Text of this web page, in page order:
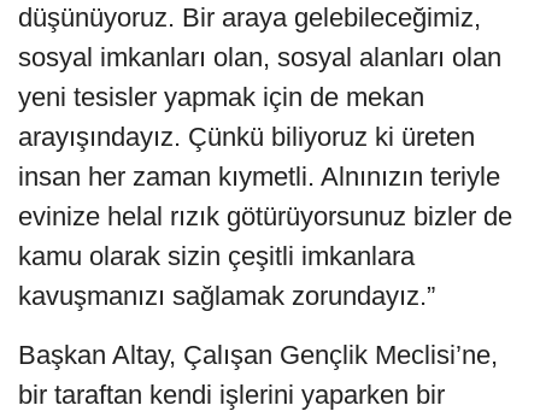
düşünüyoruz. Bir araya gelebileceğimiz,
sosyal imkanları olan, sosyal alanları olan
yeni tesisler yapmak için de mekan
arayışındayız. Çünkü biliyoruz ki üreten
insan her zaman kıymetli. Alnınızın teriyle
evinize helal rızık götürüyorsunuz bizler de
kamu olarak sizin çeşitli imkanlara
kavuşmanızı sağlamak zorundayız.”
Başkan Altay, Çalışan Gençlik Meclisi’ne,
bir taraftan kendi işlerini yaparken bir